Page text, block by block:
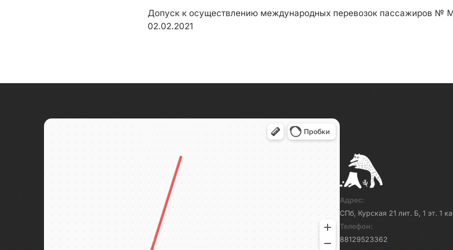
Допуск к осуществлению международных перевозок пассажиров №
02.02.2021
Адрес:
СПб, Курская 21 лит. Б, 1 эт. 1
Телефон:
88129523362